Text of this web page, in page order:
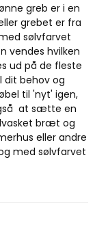
greb er i en
grebet er fra
sølvfarvet
vendes hvilken
ud på de fleste
dit behov og
til 'nyt' igen,
at sætte en
bræt og
eller andre
med sølvfarvet